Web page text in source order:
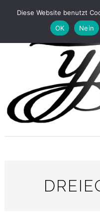
Diese Website benutzt
OK
Nein